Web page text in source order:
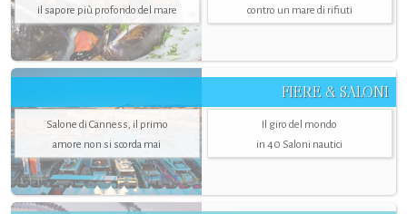
il sapore più profondo del mare
contro un mare di rifiuti
FIERE & SALONI
Salone di Canness, il primo
amore non si scorda mai
Il giro del mondo
in 40 Saloni nautici